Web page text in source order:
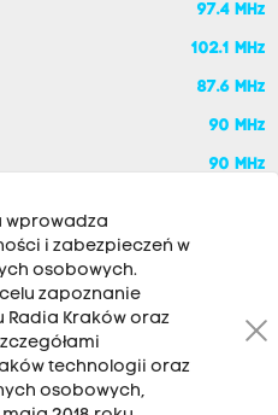
97.4 MHz
102.1 MHz
87.6 MHz
90 MHz
90 MHz
Słowackiego 22, 30-007
wprowadza
i zabezpieczeń w
osobowych.
zapoznanie
Radia Kraków oraz
technologii oraz
osobowych,